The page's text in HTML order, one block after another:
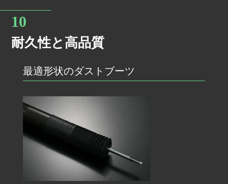
耐久性と高品質
最適形状のダストブーツ